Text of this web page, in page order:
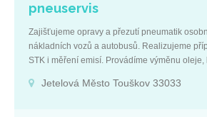
pneuservis
Zajišťujeme opravy a přezutí pneumatik
nákladních vozů a autobusů. Realizujeme
STK i měření emisí. Provádíme výměnu
uskladnění pneu a seřízení geometrie.
Jetelová Město Touškov 33033